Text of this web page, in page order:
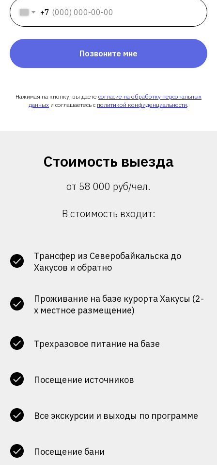
+7
Позвоните мне
Нажимая на кнопку, вы даете согласие на обработку персональных
данных и соглашаетесь c политикой конфиденциальности
Стоимость выезда
от 58 000 руб/чел.
В стоимость входит:
Трансфер из Северобайкальска до
Хакусов и обратно
Проживание на базе курорта Хакусы (2-
х местное размещение)
Трехразовое питание на базе
Посещение источников
Все экскурсии и выходы по программе
Посещение бани